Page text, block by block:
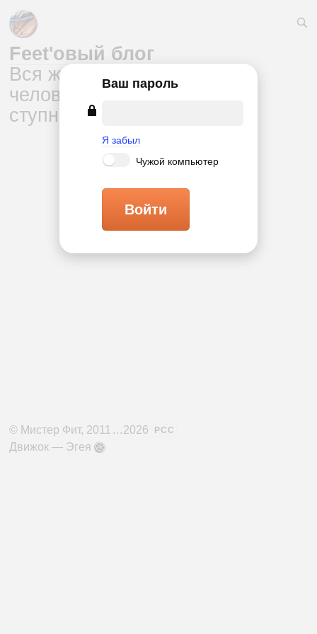
Ваш пароль
Я забыл
Чужой компьютер
Войти
Feet'овый блог
Вся жизнедеятельность
человека через призму
ступней
© Мистер Фит, 2011 ...2026 РСС
Движок — Эгея